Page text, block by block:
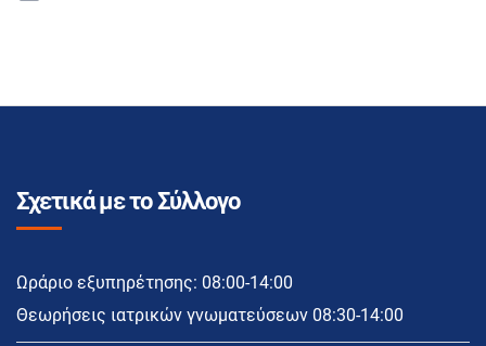
Σχετικά με το Σύλλογο
Ωράριο εξυπηρέτησης: 08:00-14:00
Θεωρήσεις ιατρικών γνωματεύσεων 08:30-14:00